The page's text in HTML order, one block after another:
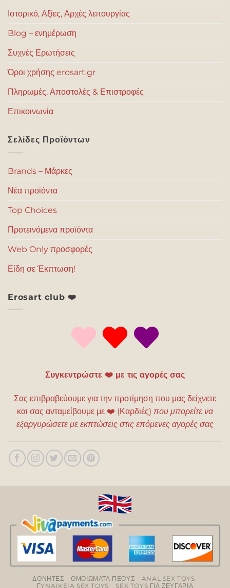
Ιστορικό, Αξίες, Αρχές λειτουργίας
Blog – ενημέρωση
Συχνές Ερωτήσεις
Όροι χρήσης erosart.gr
Πληρωμές, Αποστολές & Επιστροφές
Επικοινωνία
Σελίδες Προϊόντων
Brands – Μάρκες
Νέα προϊόντα
Top Choices
Προτεινόμενα προϊόντα
Web Only προσφορές
Είδη σε Έκπτωση!
Erosart club ❤️
Συγκεντρώστε ❤️ με τις αγορές σας
Σας επιβραβεύουμε για την προτίμηση που μας δείχνετε
και σας ανταμείβουμε με ❤️ (Καρδιές) που μπορείτε να
εξαργυρώσετε με εκπτώσεις στις επόμενες αγορές σας
ΔΟΝΗΤΕΣ ΟΜΟΙΩΜΑΤΑ ΠΕΟΥΣ
ANAL SEX TOYS
ΓYNAIKEIA SEX TOYS
SEX TOYS ΓΙΑ ΖΕΥΓΑΡΙΑ